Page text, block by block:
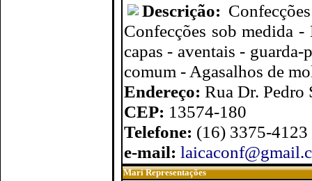
Descrição:
Confecções sob medida
capas - aventais -
comum - Agasalhos de
Endereço: Rua Dr. Pedro
CEP: 13574-180
Telefone: (16) 3375-4123
e-mail:
Mari Representações